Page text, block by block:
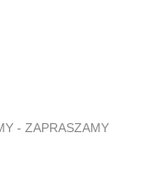
- ZAPRASZAMY